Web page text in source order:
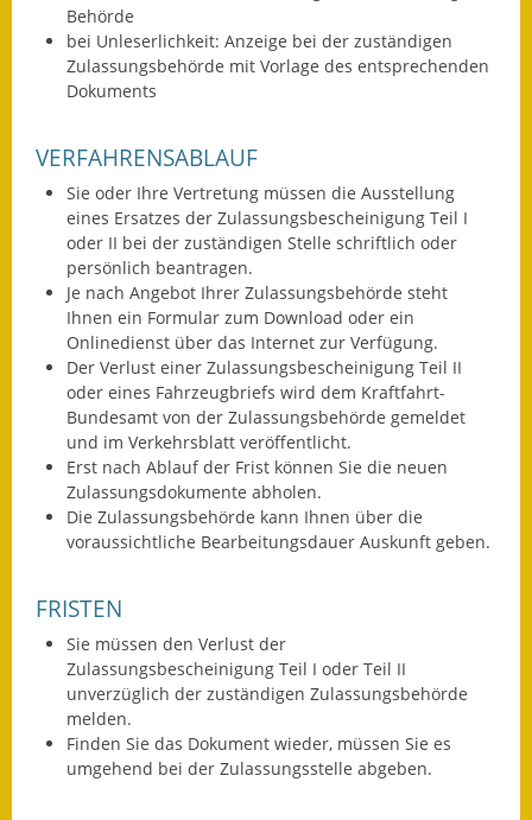
Buslinie 168
Stellenausschreibungen
Rathaus
Bauhof Notzingen
Behördenadressen
Beratungsstellen im
Landkreis
Dienstleistungen
Formulare
Fundbehörde
Gemeinderat
Sitzungsberichte 2016
Sitzungsberichte 2018
Behörde
bei Unleserlichkeit: Anzeige bei der zuständigen
Zulassungsbehörde mit Vorlage des entsprechenden
Dokuments
VERFAHRENSABLAUF
Sie oder Ihre Vertretung müssen die Ausstellung
eines Ersatzes der Zulassungsbescheinigung Teil I
oder II bei der zuständigen Stelle schriftlich oder
persönlich beantragen.
Je nach Angebot Ihrer Zulassungsbehörde steht
Ihnen ein Formular zum Download oder ein
Onlinedienst über das Internet zur Verfügung.
Der Verlust einer Zulassungsbescheinigung Teil II
oder eines Fahrzeugbriefs wird dem Kraftfahrt-
Bundesamt von der Zulassungsbehörde gemeldet
und im Verkehrsblatt veröffentlicht.
Erst nach Ablauf der Frist können Sie die neuen
Zulassungsdokumente abholen.
Die Zulassungsbehörde kann Ihnen über die
voraussichtliche Bearbeitungsdauer Auskunft geben.
FRISTEN
Sie müssen den Verlust der
Zulassungsbescheinigung Teil I oder Teil II
unverzüglich der zuständigen Zulassungsbehörde
melden.
Finden Sie das Dokument wieder, müssen Sie es
umgehend bei der Zulassungsstelle abgeben.